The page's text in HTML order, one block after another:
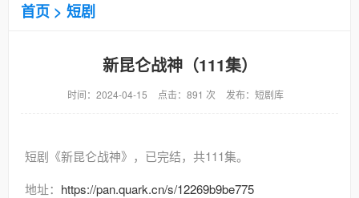
首页 > 短剧
新昆仑战神（111集）
时间：2024-04-15 点击：891 次 发布：短剧库
短剧《新昆仑战神》，已完结，共111集。
地址： https://pan.quark.cn/s/12269b9be775